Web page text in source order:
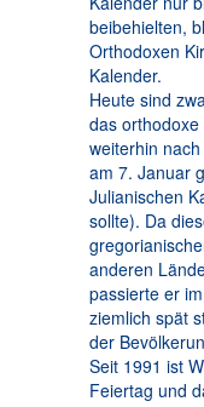
beibehielten,
Orthodoxen
Kalender.
Heute sind
das
weiterhin
am 7. Januar
Julianischen
sollte). Da
anderen
passierte er
ziemlich spät
der
Seit 1991 ist
Feiertag und